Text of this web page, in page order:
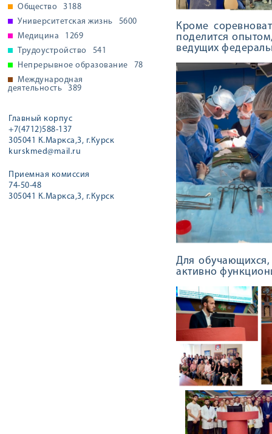
Общество
3188
Университетская жизнь
5600
Медицина
1269
Трудоустройство
541
Непрерывное образование
78
Международная
деятельность
389
Главный корпус
+7(4712)588-137
305041 К.Маркса,3, г.Курск
kurskmed@mail.ru
Приемная комиссия
74-50-48
305041 К.Маркса,3, г.Курск
Кроме
поделится
ведущих
Для
активно